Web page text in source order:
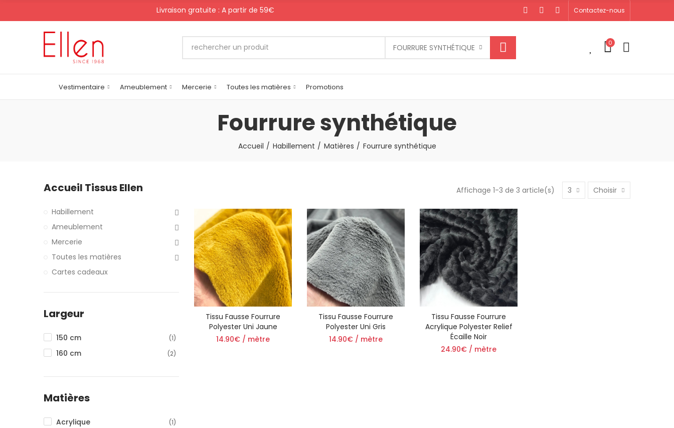
Livraison gratuite : A partir de 59€ Contactez-nous
FOURRURE SYNTHÉTIQUE 0
Vestimentaire Ameublement Mercerie Toutes les matières Promotions
Fourrure synthétique
Accueil Habillement Matières Fourrure synthétique
Affichage 1-3 de 3 article(s) 3 Choisir
Tissu Fausse Fourrure
Polyester Uni Jaune
14.90€ / mètre
Tissu Fausse Fourrure
Polyester Uni Gris
14.90€ / mètre
Tissu Fausse Fourrure
Acrylique Polyester Relief
Écaille Noir
24.90€ / mètre
Accueil Tissus Ellen
Habillement
Ameublement
Mercerie
Toutes les matières
Cartes cadeaux
Largeur
150 cm (1)
160 cm (2)
Matières
Acrylique (1)